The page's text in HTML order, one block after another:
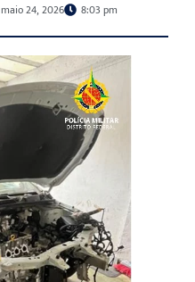
maio 24, 2026 8:03 pm